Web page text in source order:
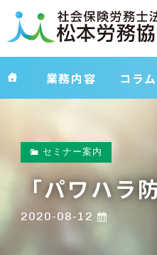
業務内容 コラム
セミナー案内
「パワハラ
2020-08-12